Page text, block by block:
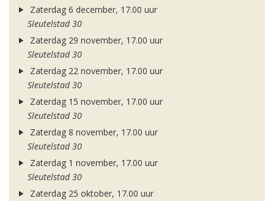
Zaterdag 6 december, 17.00 uur
Sleutelstad 30
Zaterdag 29 november, 17.00 uur
Sleutelstad 30
Zaterdag 22 november, 17.00 uur
Sleutelstad 30
Zaterdag 15 november, 17.00 uur
Sleutelstad 30
Zaterdag 8 november, 17.00 uur
Sleutelstad 30
Zaterdag 1 november, 17.00 uur
Sleutelstad 30
Zaterdag 25 oktober, 17.00 uur